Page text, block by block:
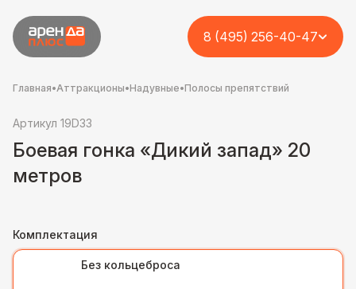
8 (495) 256-40-47
Главная•Аттракционы•Надувные•Полосы препятствий
Артикул 19D33
Боевая гонка «Дикий запад» 20
метров
Комплектация
Без кольцеброса